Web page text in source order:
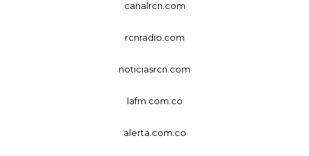
canalrcn.com
rcnradio.com
noticiasrcn.com
lafm.com.co
alerta.com.co